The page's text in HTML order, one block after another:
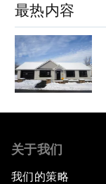
最热内容
关于我们
我们的策略